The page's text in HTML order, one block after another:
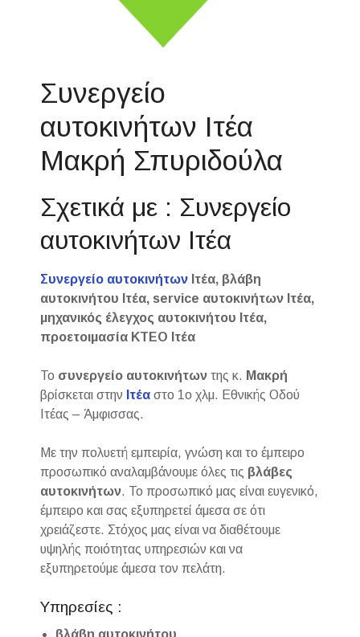
Συνεργείο
αυτοκινήτων Ιτέα
Μακρή Σπυριδούλα
Σχετικά με : Συνεργείο
αυτοκινήτων Ιτέα
Συνεργείο αυτοκινήτων Ιτέα, βλάβη
αυτοκινήτου Ιτέα, service αυτοκινήτων Ιτέα,
μηχανικός έλεγχος αυτοκινήτου Ιτέα,
προετοιμασία ΚΤΕΟ Ιτέα
Το συνεργείο αυτοκινήτων της κ. Μακρή
βρίσκεται στην Ιτέα στο 1ο χλμ. Εθνικής Οδού
Ιτέας – Άμφισσας.
Με την πολυετή εμπειρία, γνώση και το έμπειρο
προσωπικό αναλαμβάνουμε όλες τις βλάβες
αυτοκινήτων. Το προσωπικό μας είναι ευγενικό,
έμπειρο και σας εξυπηρετεί άμεσα σε ότι
χρειάζεστε. Στόχος μας είναι να διαθέτουμε
υψηλής ποιότητας υπηρεσιών και να
εξυπηρετούμε άμεσα τον πελάτη.
Υπηρεσίες :
βλάβη αυτοκινήτου